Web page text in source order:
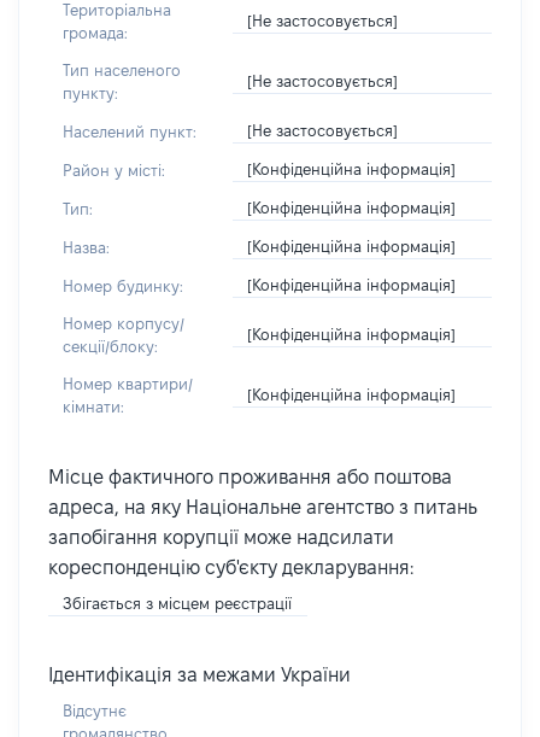
Територіальна
громада:
[Не застосовується]
Тип населеного
пункту:
[Не застосовується]
Населений пункт: [Не застосовується]
Район у місті: [Конфіденційна інформація]
Тип: [Конфіденційна інформація]
Назва: [Конфіденційна інформація]
Номер будинку: [Конфіденційна інформація]
Номер корпусу/
секції/блоку:
[Конфіденційна інформація]
Номер квартири/
кімнати:
[Конфіденційна інформація]
Місце фактичного проживання або поштова
адреса, на яку Національне агентство з питань
запобігання корупції може надсилати
кореспонденцію суб'єкту декларування:
Збігається з місцем реєстрації
Ідентифікація за межами України
Відсутнє
громадянство